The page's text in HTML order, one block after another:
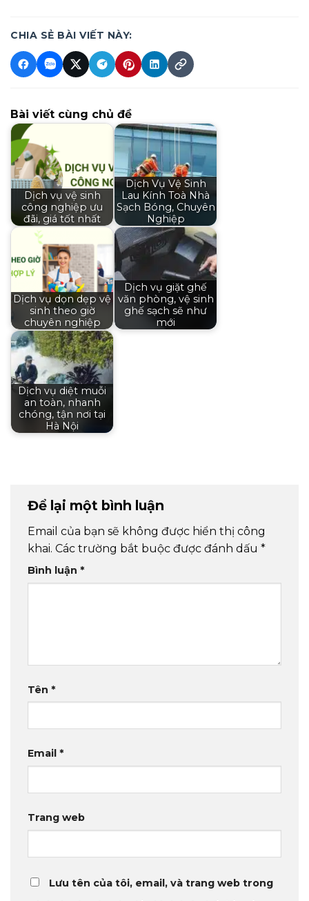
CHIA SẺ BÀI VIẾT NÀY:
Bài viết cùng chủ đề
Dịch vụ vệ sinh
công nghiệp ưu
đãi, giá tốt nhất
Dịch Vụ Vệ Sinh
Lau Kính Toà Nhà
Sạch Bóng, Chuyên
Nghiệp
Dịch vụ dọn dẹp vệ
sinh theo giờ
chuyên nghiệp
Dịch vụ giặt ghế
văn phòng, vệ sinh
ghế sạch sẽ như
mới
Dịch vụ diệt muỗi
an toàn, nhanh
chóng, tận nơi tại
Hà Nội
Để lại một bình luận
Email của bạn sẽ không được hiển thị công
khai. Các trường bắt buộc được đánh dấu *
Bình luận *
Tên *
Email *
Trang web
Lưu tên của tôi, email, và trang web trong